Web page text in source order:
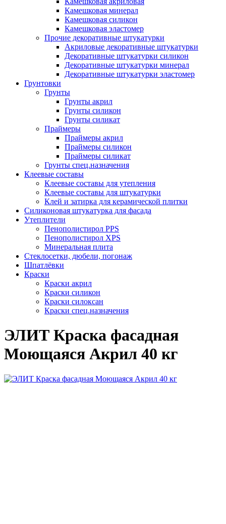
Камешковая минерал
Камешковая силикон
Камешковая эластомер
Прочие декоративные штукатурки
Акриловые декоративные штукатурки
Декоративные штукатурки силикон
Декоративные штукатурки минерал
Декоративные штукатурки эластомер
Грунтовки
Грунты
Грунты акрил
Грунты силикон
Грунты силикат
Праймеры
Праймеры акрил
Праймеры силикон
Праймеры силикат
Грунты спец.назначения
Клеевые составы
Клеевые составы для утепления
Клеевые составы для штукатурки
Клей и затирка для керамической плитки
Силиконовая штукатурка для фасада
Утеплители
Пенополистирол PPS
Пенополистирол XPS
Минеральная плита
Стеклосетки, дюбели, погонаж
Шпатлёвки
Краски
Краски акрил
Краски силикон
Краски силоксан
Краски спец.назначения
ЭЛИТ Краска фасадная
Моющаяся Акрил 40 кг